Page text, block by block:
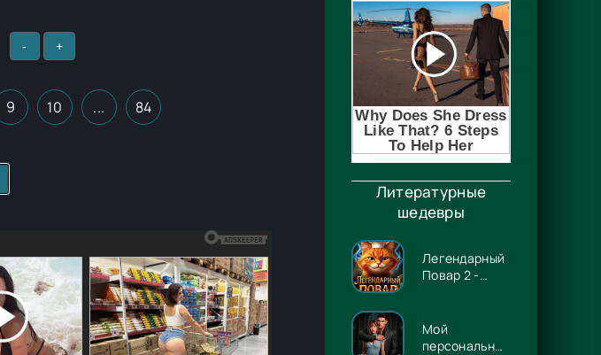
Литературные
шедевры
Легендарный
Повар 2 -
Мой
персональный
- +
9 10 ... 84